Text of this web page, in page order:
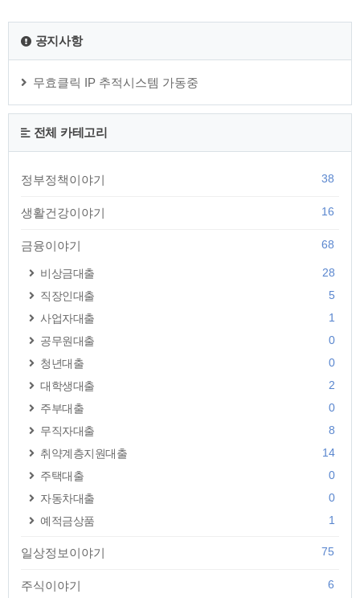
공지사항
무효클릭 IP 추적시스템 가동중
전체 카테고리
정부정책이야기 38
생활건강이야기 16
금융이야기 68
비상금대출
28
직장인대출
5
사업자대출
1
공무원대출
0
청년대출
0
대학생대출
2
주부대출
0
무직자대출
8
취약계층지원대출
14
주택대출
0
자동차대출
0
예적금상품
1
일상정보이야기 75
주식이야기 6